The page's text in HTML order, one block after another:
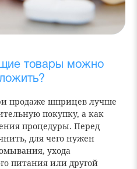
товары можно
продаже шприцев лучше
покупку, а как
процедуры. Перед
для чего нужен
ухода
питания или другой